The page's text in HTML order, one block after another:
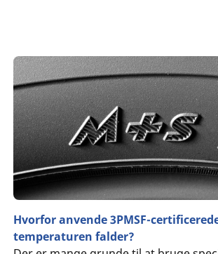
Hvorfor anvende 3PMSF-
temperaturen falder?